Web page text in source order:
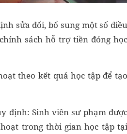
sửa đổi, bổ sung một số điều
sách hỗ trợ tiền đóng
theo kết quả học tập để tạo
định: Sinh viên sư phạm được
trong thời gian học tập tại